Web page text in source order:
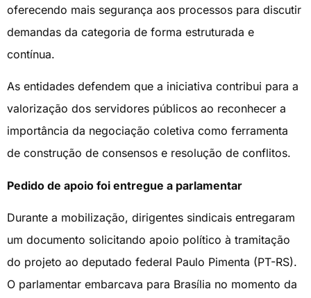
oferecendo mais segurança aos processos para discutir
demandas da categoria de forma estruturada e
contínua.
As entidades defendem que a iniciativa contribui para a
valorização dos servidores públicos ao reconhecer a
importância da negociação coletiva como ferramenta
de construção de consensos e resolução de conflitos.
Pedido de apoio foi entregue a parlamentar
Durante a mobilização, dirigentes sindicais entregaram
um documento solicitando apoio político à tramitação
do projeto ao deputado federal Paulo Pimenta (PT-RS).
O parlamentar embarcava para Brasília no momento da